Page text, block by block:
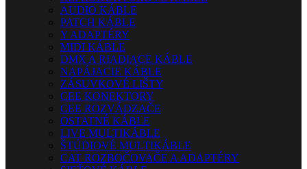
AUDIO KÁBLE
PATCH KÁBLE
Y ADAPTÉRY
MIDI KÁBLE
DMX A RIADIACE KÁBLE
NAPÁJACIE KÁBLE
ZÁSUVKOVÉ LIŠTY
CEE KONEKTORY
CEE ROZVÁDZAČE
OSTATNÉ KÁBLE
LIVE MULTIKÁBLE
ŠTÚDIOVÉ MULTIKÁBLE
CAT ROZBOČOVAČE A ADAPTÉRY